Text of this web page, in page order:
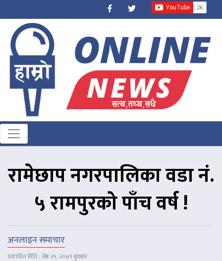
रामेछाप नगरपालिका वडा नं.
५ रामपुरको पाँच वर्ष !
अनलाइन समाचार
प्रकाशित मिति : जेष्ठ २५, २०७९ बुधबार